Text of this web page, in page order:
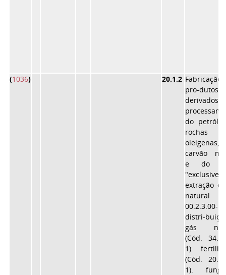
(1036) 20.1.2
pro-dutos
do
rochas
carvão
e do
"exclusive"
extração
natural
00.2.3.00-1)
distri-
gás
(Cód.
1)
(Cód.
1).